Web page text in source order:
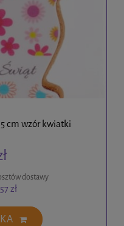
cm wzór kwiatki
dostawy
zł